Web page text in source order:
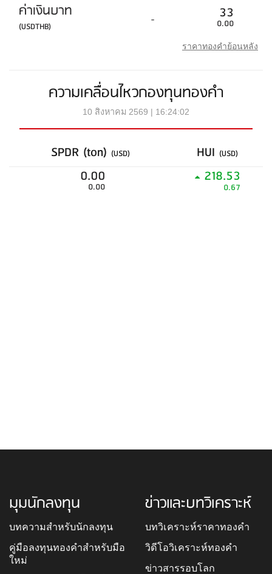
ค่าเงินบาท
(USDTHB) - 33
0.00
ราคาทองคำย้อนหลัง
ความเคลื่อนไหวกองทุนทองคำ
10 สิงหาคม 2569 | 16:24:02
SPDR (ton) (USD) HUI (USD)
0.00
0.00
218.53
0.67
มุมนักลงทุน
บทความสำหรับนักลงทุน
คู่มือลงทุนทองคำสำหรับมือ
ใหม่
ข่าวและบทวิเคราะห์
บทวิเคราะห์ราคาทองคำ
วิดีโอวิเคราะห์ทองคำ
ข่าวสารรอบโลก